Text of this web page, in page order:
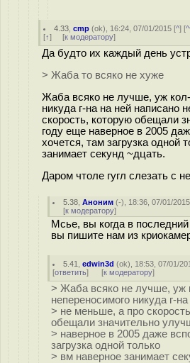
4.33 ,cmp (ok), 16:24, 07/01/2015 [^] [
[↑] [к модератору]
Да будто их каждый день
> Жаба то всяко не хуже
Жаба всяко не лучше, уж
никуда г-на на ней написано
скорость, которую обещали
году еще наверное в 2005
хочется, там загрузка одной
занимает секунд ~дцать.
Даром чтоле гугл слезать с
5.38 ,Аноним (-), 18:36, 07/01/
[к модератору]
Мсье, вы когда в
вы пишите нам из
5.41 ,edwin3d (ok), 18:53, 07/01/
[ответить] [к модератору]
> Жаба всяко не лучше, уж
непереносимого никуда г-
> не меньше, а про
обещали значительно
> наверное в 2005 даже
загрузка одной только
> вм наверное занимает